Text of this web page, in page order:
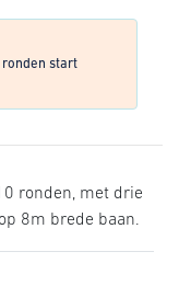
ronden start
ronden, met drie
8m brede baan.